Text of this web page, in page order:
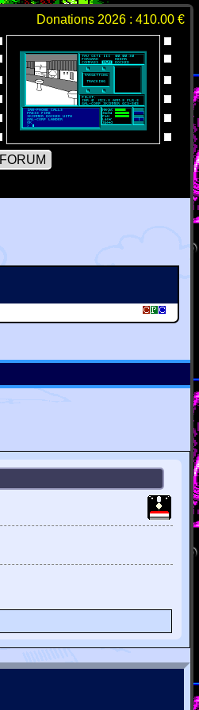
Donations 2026 : 410.00 €
FORUM